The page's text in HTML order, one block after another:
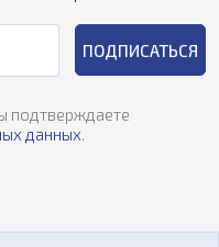
ПОДПИСАТЬСЯ
подтверждаете
данных.